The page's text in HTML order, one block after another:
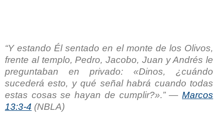
“Y estando Él sentado en el monte de los Olivos,
frente al templo, Pedro, Jacobo, Juan y Andrés le
preguntaban en privado: «Dinos, ¿cuándo
sucederá esto, y qué señal habrá cuando todas
estas cosas se hayan de cumplir?».” — Marcos
13:3-4 (NBLA)